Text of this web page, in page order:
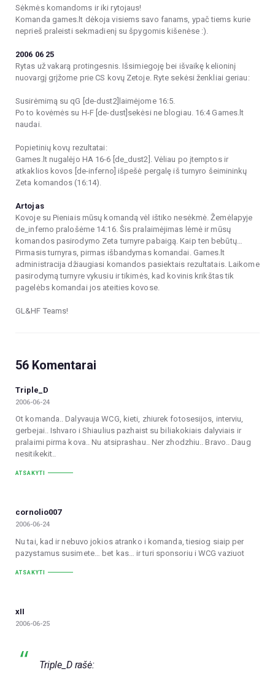
Sėkmės komandoms ir iki rytojaus!
Komanda games.lt dėkoja visiems savo fanams, ypač tiems kurie
neprieš praleisti sekmadienį su špygomis kišenėse :).
2006 06 25
Rytas už vakarą protingesnis. Išsimiegoję bei išvaikę kelioninį
nuovargį grįžome prie CS kovų Zetoje. Ryte sekėsi ženkliai geriau:
Susirėmimą su qG [de-dust2]laimėjome 16:5.
Po to kovėmės su H-F [de-dust]sekėsi ne blogiau. 16:4 Games.lt
naudai.
Popietinių kovų rezultatai:
Games.lt nugalėjo HA 16-6 [de_dust2]. Vėliau po įtemptos ir
atkaklios kovos [de-inferno] išpešė pergalę iš turnyro šeimininkų
Zeta komandos (16:14).
Artojas
Kovoje su Pieniais mūsų komandą vėl ištiko nesėkmė. Žemėlapyje
de_inferno pralošėme 14:16. Šis pralaimėjimas lėmė ir mūsų
komandos pasirodymo Zeta turnyre pabaigą. Kaip ten bebūtų…
Pirmasis turnyras, pirmas išbandymas komandai. Games.lt
administracija džiaugiasi komandos pasiektais rezultatais. Laikome
pasirodymą turnyre vykusiu ir tikimės, kad kovinis krikštas tik
pagelėbs komandai jos ateities kovose.
GL&HF Teams!
56 Komentarai
Triple_D
2006-06-24
Ot komanda.. Dalyvauja WCG, kieti, zhiurek fotosesijos, interviu,
gerbejai.. Ishvaro i Shiaulius pazhaist su biliakokiais dalyviais ir
pralaimi pirma kova.. Nu atsiprashau.. Ner zhodzhiu.. Bravo.. Daug
nesitikekit..
ATSAKYTI
cornolio007
2006-06-24
Nu tai, kad ir nebuvo jokios atranko i komanda, tiesiog siaip per
pazystamus susimete… bet kas… ir turi sponsoriu i WCG vaziuot
ATSAKYTI
xII
2006-06-25
Triple_D rašė: